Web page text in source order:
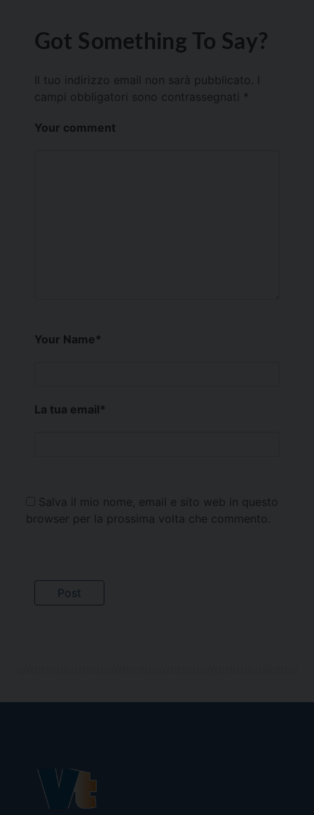
Got Something To Say?
Il tuo indirizzo email non sarà pubblicato.
campi obbligatori sono contrassegnati *
Your comment
Your Name*
La tua email*
Salva il mio nome, email e sito web in questo
browser per la prossima volta che commento.